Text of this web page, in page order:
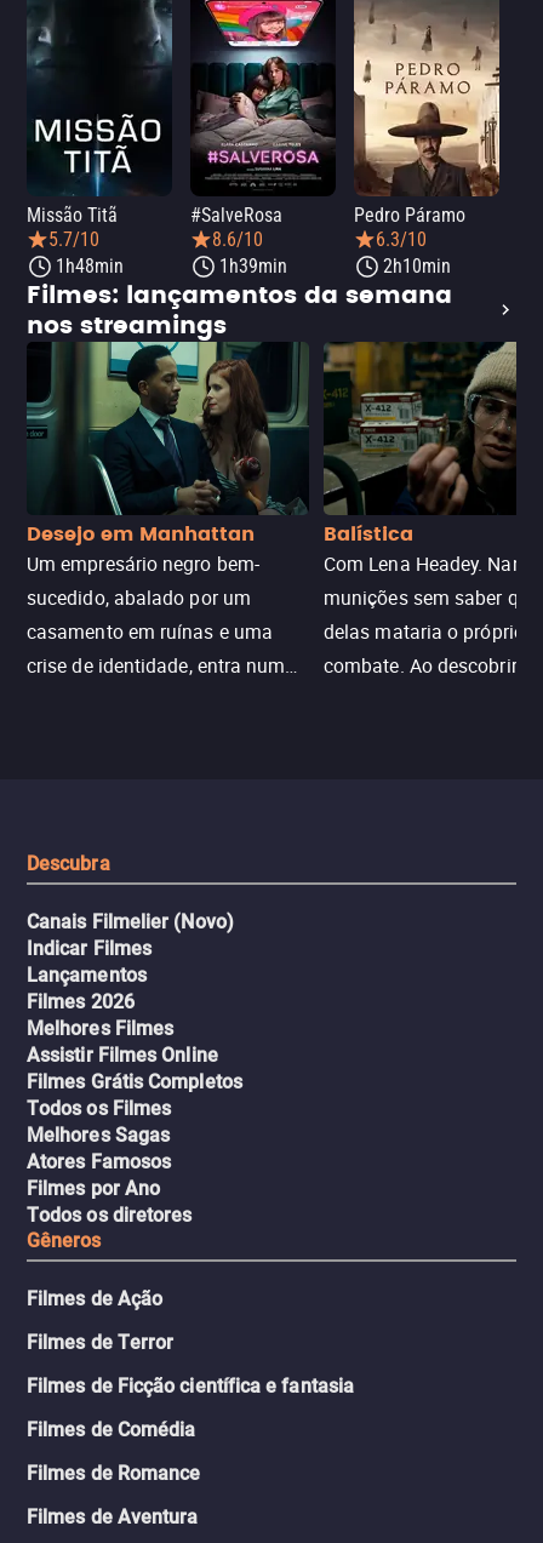
Missão Titã
5.7/10
1h48min
#SalveRosa
8.6/10
1h39min
Pedro Páramo
6.3/10
2h10min
Filmes: lançamentos da semana
nos streamings
Desejo em Manhattan
Um empresário negro bem-
sucedido, abalado por um
casamento em ruínas e uma
crise de identidade, entra num
Balística
Com Lena Headey.
munições sem saber
delas mataria o próprio
combate. Ao descobrir a
Descubra
Canais Filmelier (Novo)
Indicar Filmes
Lançamentos
Filmes 2026
Melhores Filmes
Assistir Filmes Online
Filmes Grátis Completos
Todos os Filmes
Melhores Sagas
Atores Famosos
Filmes por Ano
Todos os diretores
Gêneros
Filmes de Ação
Filmes de Terror
Filmes de Ficção científica e fantasia
Filmes de Comédia
Filmes de Romance
Filmes de Aventura